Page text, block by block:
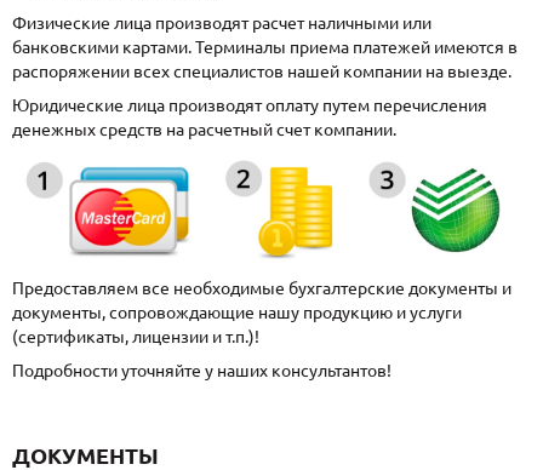
Физические лица производят расчет наличными или
банковскими картами. Терминалы приема платежей имеются в
распоряжении всех специалистов нашей компании на выезде.
Юридические лица производят оплату путем перечисления
денежных средств на расчетный счет компании.
Предоставляем все необходимые бухгалтерские документы и
документы, сопровождающие нашу продукцию и услуги
(сертификаты, лицензии и т.п.)!
Подробности уточняйте у наших консультантов!
ДОКУМЕНТЫ